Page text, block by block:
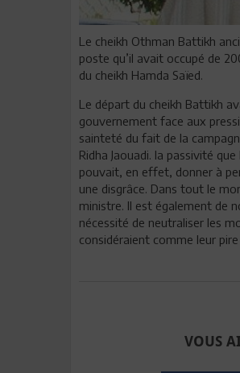
Le cheikh Othman Battikh
poste qu’il avait occupé de
du cheikh Hamda Saïed.
Le départ du cheikh Battikh
gouvernement face aux
sainteté du fait de la
Ridha Jaouadi. la passivité
pouvait, en effet, donner à
une disgrâce. Dans tout le
ministre. Il est également de
nécessité de neutraliser les
considéraient comme leur
VOUS